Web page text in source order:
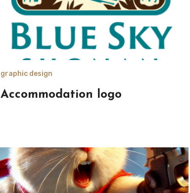
graphic design
Accommodation logo